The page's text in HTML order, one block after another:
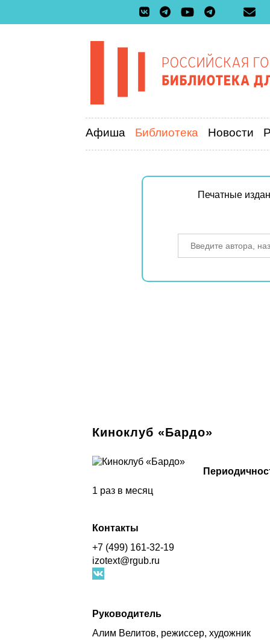
Афиша Библиотека Новости
Печатные
Киноклуб «Бардо»
1 раз в месяц
Контакты
+7 (499) 161-32-19
izotext@rgub.ru
Руководитель
Алим Велитов, режиссер, художник